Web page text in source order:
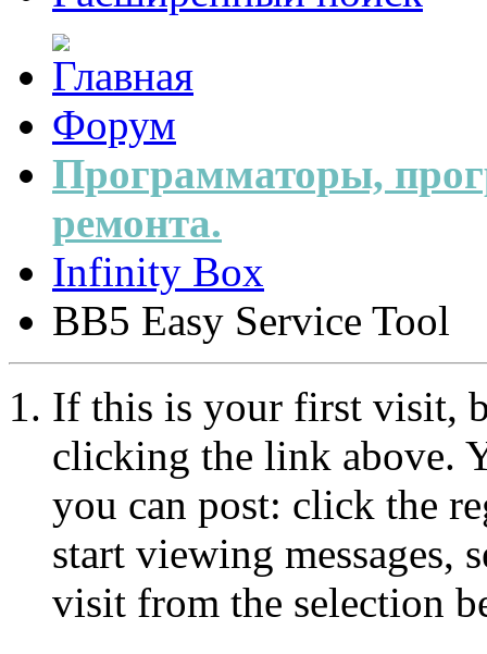
Форум
Программаторы,
ремонта.
Infinity Box
BB5 Easy Service Tool
If this is your first visit,
clicking the link above.
you can post: click the
start viewing messages,
visit from the selection